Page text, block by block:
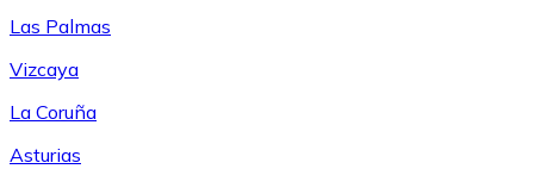
Las Palmas
Vizcaya
La Coruña
Asturias